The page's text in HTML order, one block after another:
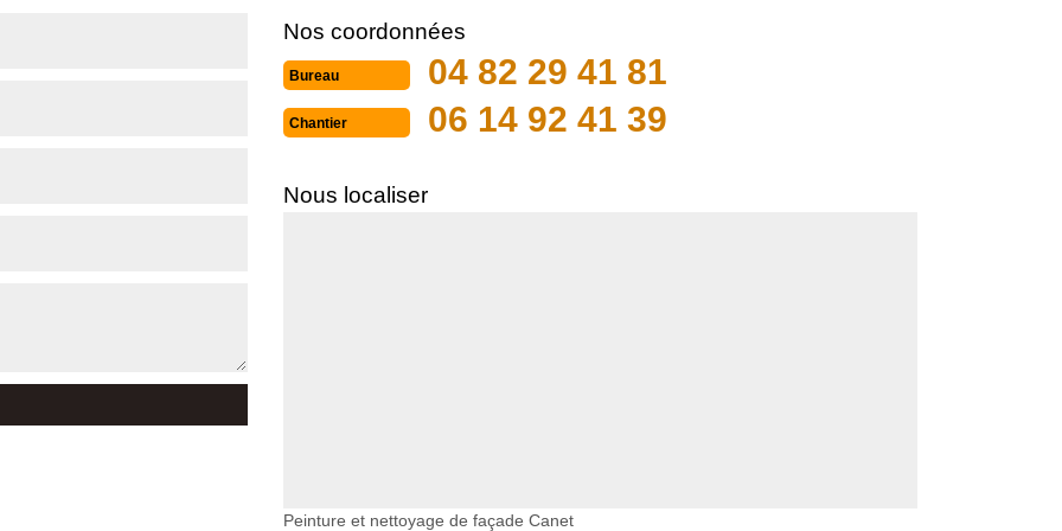
Nos coordonnées
Bureau 04 82 29 41 81
Chantier 06 14 92 41 39
Nous localiser
Peinture et nettoyage de façade Canet